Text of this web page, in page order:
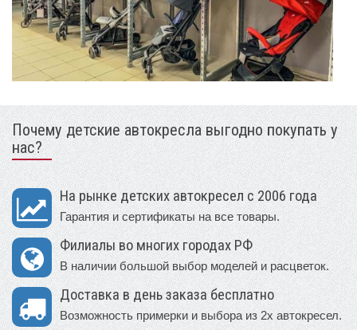
Почему детские автокресла выгодно покупать у
нас?
На рынке детских автокресел с 2006 года
Гарантия и сертификаты на все товары.
Филиалы во многих городах РФ
В наличии большой выбор моделей и расцветок.
Доставка в день заказа бесплатно
Возможность примерки и выбора из 2х автокресел.